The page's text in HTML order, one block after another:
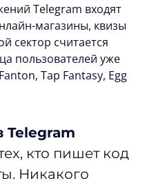
Telegram входят
магазины, квизы
сектор считается
пользователей уже
Tap Fantasy, Egg
Telegram
кто пишет код
Никакого